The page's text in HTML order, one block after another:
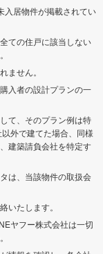
入居物件が掲載されてい
ての住戸に該当しない
ません。
入者の設計プランの一
て、そのプラン例は特
外で建てた場合、同様
建築請負会社を特定す
は、当該物件の取扱会
いたします。
ヤフー株式会社は一切